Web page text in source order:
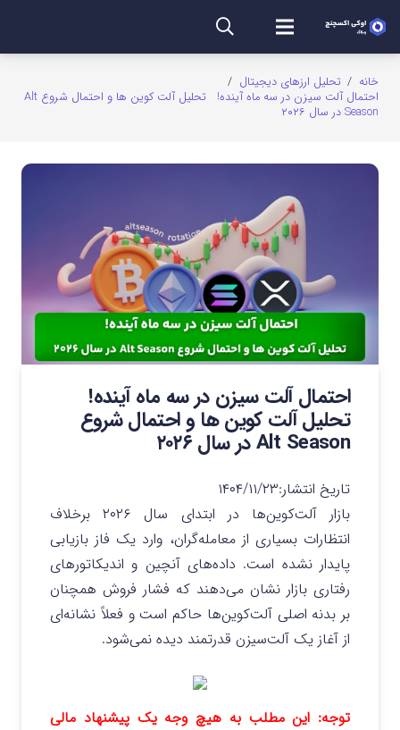
خانه / تحلیل ارزهای دیجیتال /
احتمال آلت سیزن در سه ماه آینده! تحلیل آلت کوین ها و احتمال شروع Alt
Season در سال ۲۰۲۶
احتمال آلت سیزن در سه ماه آینده!
تحلیل آلت کوین ها و احتمال شروع
Alt Season در سال ۲۰۲۶
تاریخ انتشار:۱۴۰۴/۱۱/۲۳
بازار آلت‌کوین‌ها در ابتدای سال ۲۰۲۶ برخلاف
انتظارات بسیاری از معامله‌گران، وارد یک فاز بازیابی
پایدار نشده است. داده‌های آنچین و اندیکاتورهای
رفتاری بازار نشان می‌دهند که فشار فروش همچنان
بر بدنه اصلی آلت‌کوین‌ها حاکم است و فعلاً نشانه‌ای
از آغاز یک آلت‌سیزن قدرتمند دیده نمی‌شود.
توجه: این مطلب به هیچ وجه یک پیشنهاد مالی